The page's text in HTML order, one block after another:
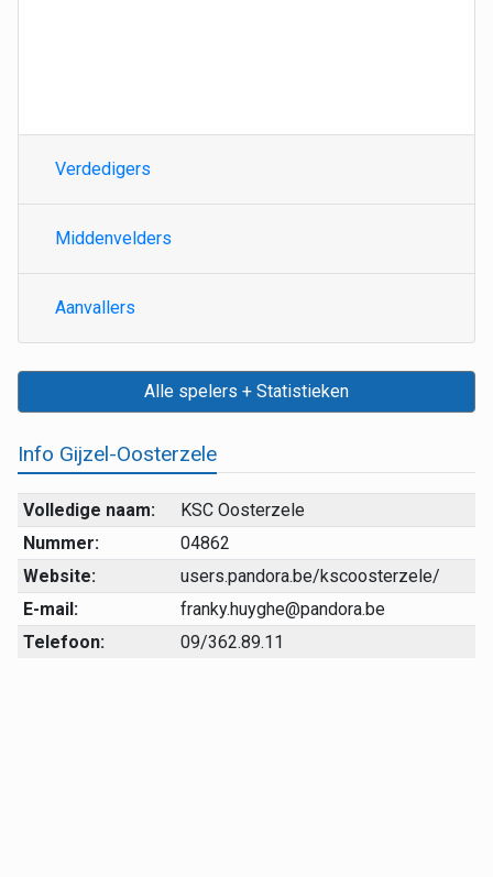
Verdedigers
Middenvelders
Aanvallers
Alle spelers + Statistieken
Info Gijzel-Oosterzele
Volledige naam:
KSC Oosterzele
Nummer:
04862
Website:
users.pandora.be/kscoosterzele/
E-mail:
franky.huyghe@pandora.be
Telefoon:
09/362.89.11